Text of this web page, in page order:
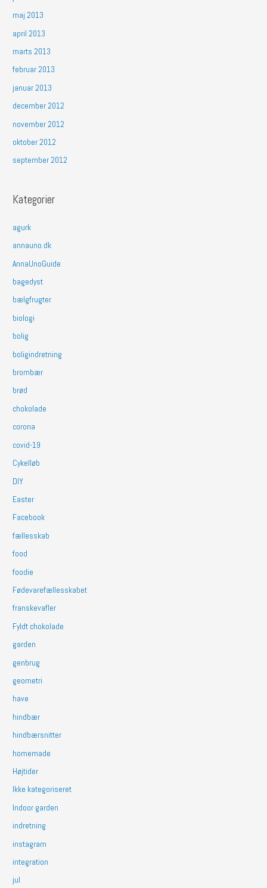
maj 2013
april 2013
marts 2013
februar 2013
januar 2013
december 2012
november 2012
oktober 2012
september 2012
Kategorier
agurk
annauno.dk
AnnaUnoGuide
bagedyst
bælgfrugter
biologi
bolig
boligindretning
brombær
brød
chokolade
corona
covid-19
Cykelløb
DIY
Easter
Facebook
fællesskab
food
foodie
Fødevarefællesskabet
franskevafler
Fyldt chokolade
garden
genbrug
geometri
have
hindbær
hindbærsnitter
homemade
Højtider
Ikke kategoriseret
Indoor garden
indretning
instagram
integration
jul